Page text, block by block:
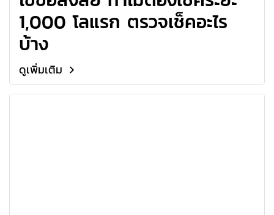
1,000 โลแรก ตรวจเช็คอะไร
บ้าง
ดูเพิ่มเติม